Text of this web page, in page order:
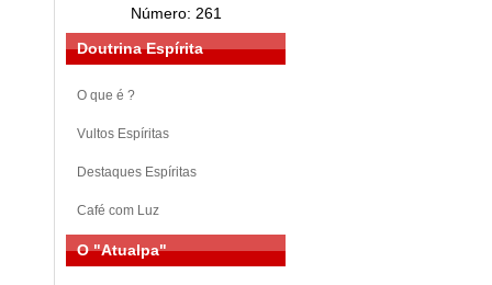
Número: 261
Doutrina Espírita
O que é ?
Vultos Espíritas
Destaques Espíritas
Café com Luz
O "Atualpa"